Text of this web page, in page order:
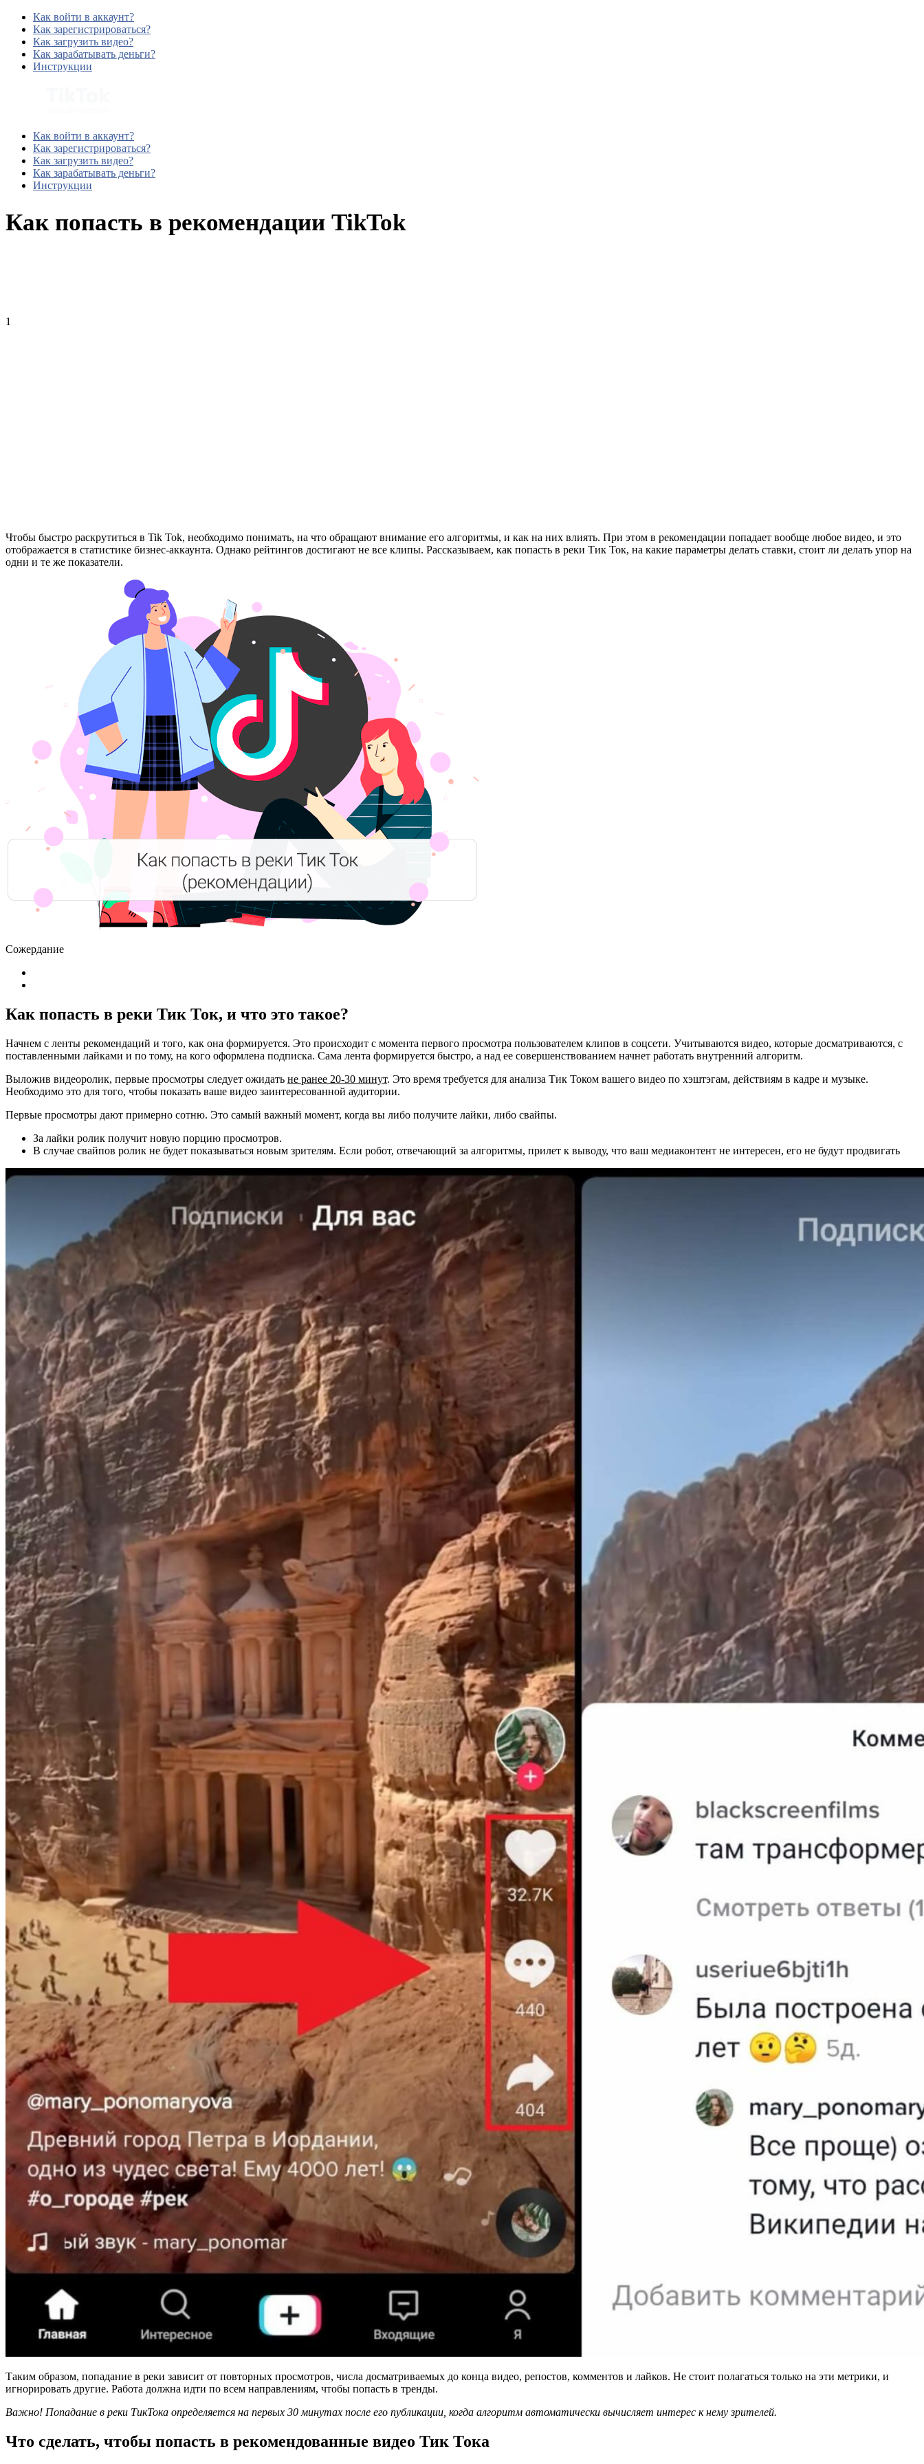
Как войти в аккаунт?
Как зарегистрироваться?
Как загрузить видео?
Как зарабатывать деньги?
Инструкции
Как войти в аккаунт?
Как зарегистрироваться?
Как загрузить видео?
Как зарабатывать деньги?
Инструкции
Как попасть в рекомендации TikTok
1
Чтобы быстро раскрутиться в Tik Tok, необходимо понимать, на что обращают внимание его алгоритмы, и как на них влиять. При этом в рекомендации попадает вообще любое видео, и это
отображается в статистике бизнес-аккаунта. Однако рейтингов достигают не все клипы. Рассказываем, как попасть в реки Тик Ток, на какие параметры делать ставки, стоит ли делать упор на
одни и те же показатели.
Сожердание
Как попасть в реки Тик Ток, и что это такое?
Начнем с ленты рекомендаций и того, как она формируется. Это происходит с момента первого просмотра пользователем клипов в соцсети. Учитываются видео, которые досматриваются, с
поставленными лайками и по тому, на кого оформлена подписка. Сама лента формируется быстро, а над ее совершенствованием начнет работать внутренний алгоритм.
Выложив видеоролик, первые просмотры следует ожидать не ранее 20-30 минут. Это время требуется для анализа Тик Током вашего видео по хэштэгам, действиям в кадре и музыке.
Необходимо это для того, чтобы показать ваше видео заинтересованной аудитории.
Первые просмотры дают примерно сотню. Это самый важный момент, когда вы либо получите лайки, либо свайпы.
За лайки ролик получит новую порцию просмотров.
В случае свайпов ролик не будет показываться новым зрителям. Если робот, отвечающий за алгоритмы, прилет к выводу, что ваш медиаконтент не интересен, его не будут продвигать
Таким образом, попадание в реки зависит от повторных просмотров, числа досматриваемых до конца видео, репостов, комментов и лайков. Не стоит полагаться только на эти метрики, и
игнорировать другие. Работа должна идти по всем направлениям, чтобы попасть в тренды.
Важно! Попадание в реки ТикТока определяется на первых 30 минутах после его публикации, когда алгоритм автоматически вычисляет интерес к нему зрителей.
Что сделать, чтобы попасть в рекомендованные видео Тик Тока